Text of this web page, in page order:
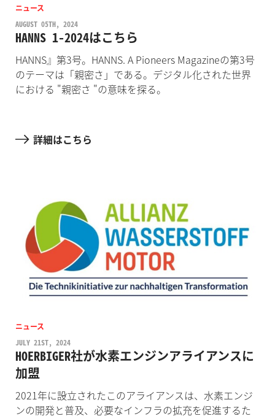
ニュース
AUGUST 05TH, 2024
HANNS 1-2024はこちら
HANNS』第3号。HANNS. A Pioneers Magazineの第3号
のテーマは「親密さ」である。デジタル化された世界
における "親密さ "の意味を探る。
詳細はこちら
ニュース
JULY 21ST, 2024
HOERBIGER社が水素エンジンアライアンスに
加盟
2021年に設立されたこのアライアンスは、水素エンジ
ンの開発と普及、必要なインフラの拡充を促進するた